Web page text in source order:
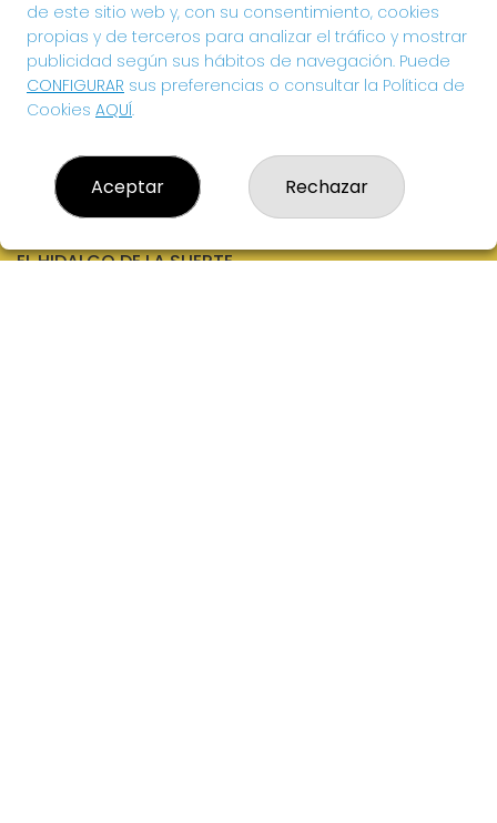
EL HIDALGO DE LA SUERTE
de este sitio web y, con su consentimiento, cookies
propias y de terceros para analizar el tráfico y mostrar
publicidad según sus hábitos de navegación. Puede
CONFIGURAR sus preferencias o consultar la Política de
Cookies AQUÍ.
Aceptar Rechazar